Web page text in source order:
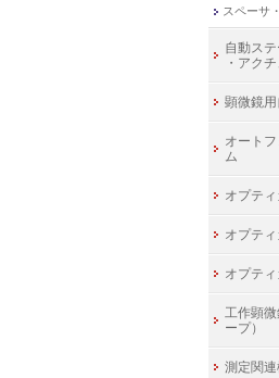
スペーサ
自動ス
・アク
顕微鏡
オート
ム
オプテ
オプテ
オプテ
工作顕
ープ）
測定関連